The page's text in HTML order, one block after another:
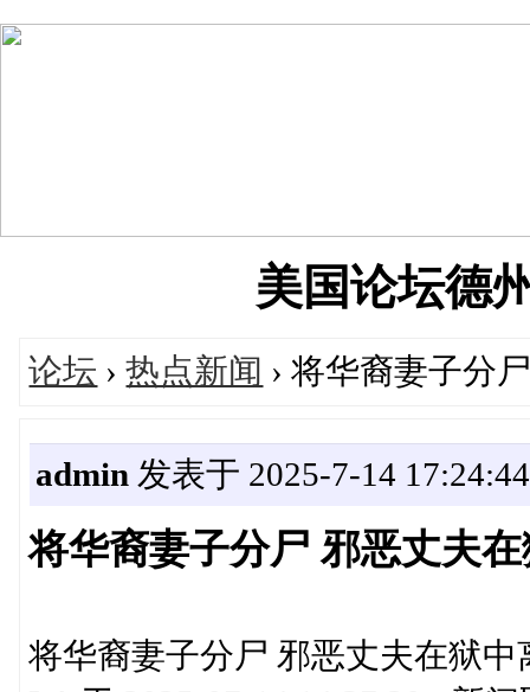
美国论坛德
论坛 ›热点新闻 › 将华裔妻子分
admin 发表于 2025-7-14 17:24:44
将华裔妻子分尸 邪恶丈夫
将华裔妻子分尸 邪恶丈夫在狱